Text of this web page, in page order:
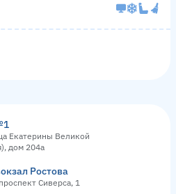
Екатерины Великой
дом 204а
Ростова
Сиверса, 1